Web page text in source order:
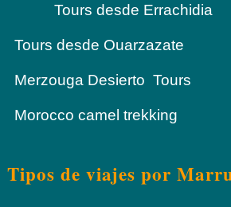
Tours desde Errachidia
Tours desde Ouarzazate
Merzouga Desierto Tours
Morocco camel trekking
Tipos de viajes por